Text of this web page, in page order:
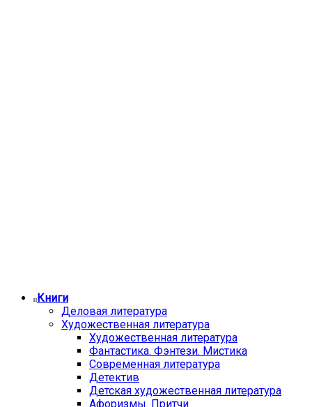
Книги
Деловая литература
Художественная литература
Художественная литература
Фантастика. Фэнтези. Мистика
Современная литература
Детектив
Детская художественная литература
Афоризмы. Притчи